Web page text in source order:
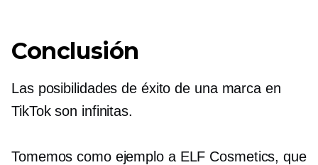
Conclusión
Las posibilidades de éxito de una marca en
TikTok son infinitas.
Tomemos como ejemplo a ELF Cosmetics, que